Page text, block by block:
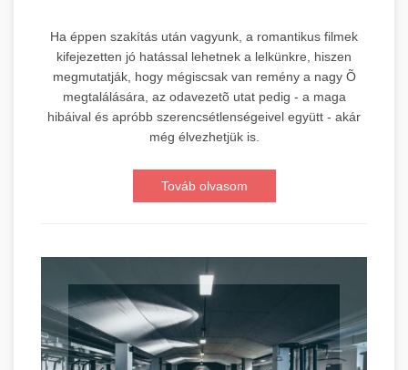
Ha éppen szakítás után vagyunk, a romantikus filmek
kifejezetten jó hatással lehetnek a lelkünkre, hiszen
megmutatják, hogy mégiscsak van remény a nagy Õ
megtalálására, az odavezetõ utat pedig - a maga
hibáival és apróbb szerencsétlenségeivel együtt - akár
még élvezhetjük is.
Továb olvasom